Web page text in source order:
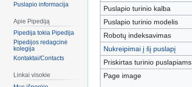
Puslapio turinio kalba
Puslapio turinio modelis
Robotų indeksavimas
Nukreipimai į šį puslapį
Priskirtas turinio puslapiams
Page image
Puslapio informacija
Apie Pipediją
Pipedija tokia Pipedija
Pipedijos redagcinė
kolegija
Kontaktai/Contacts
Linkai visokie